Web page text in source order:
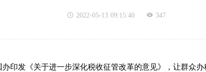
2022-05-13 09:15:40 347
印发《关于进一步深化税收征管改革的意见》，让群众